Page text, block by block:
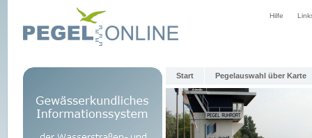
Hilfe
Start Pegelauswahl über Karte